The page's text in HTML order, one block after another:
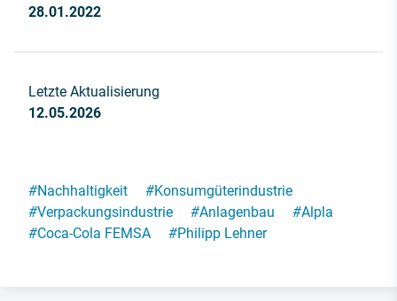
28.01.2022
Letzte Aktualisierung
12.05.2026
#Nachhaltigkeit #Konsumgüterindustrie
#Verpackungsindustrie #Anlagenbau #Alpla
#Coca-Cola FEMSA #Philipp Lehner